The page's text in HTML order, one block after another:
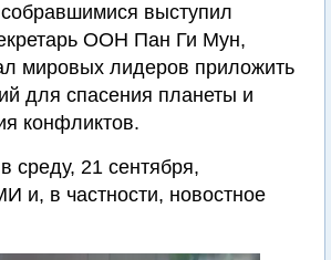
выступил
ООН Пан Ги Мун,
мировых лидеров приложить
для спасения планеты и
конфликтов.
среду, 21 сентября,
и, в частности, новостное